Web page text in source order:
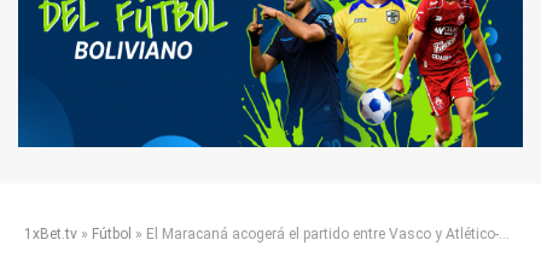
1xBet.tv » Fútbol » El Maracaná acogerá el partido entre Vasco y Atlético-MG pese al culebrón del estadio